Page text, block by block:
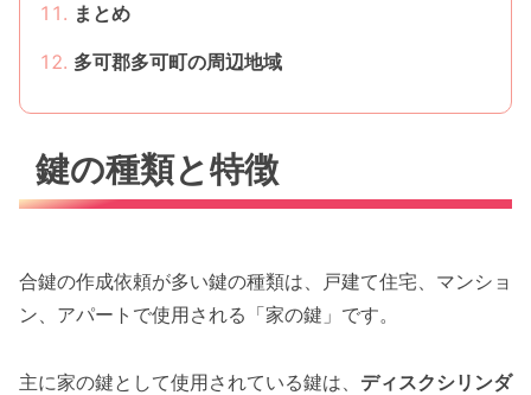
まとめ
多可郡多可町の周辺地域
鍵の種類と特徴
合鍵の作成依頼が多い鍵の種類は、戸建て住宅、マンショ
ン、アパートで使用される「家の鍵」です。
主に家の鍵として使用されている鍵は、 ディスクシリンダ